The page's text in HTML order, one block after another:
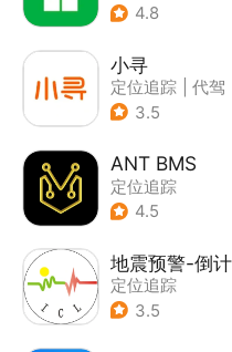
4.8
小寻
定位追踪
代驾
3.5
ANT BMS
定位追踪
4.5
定位追踪
3.5